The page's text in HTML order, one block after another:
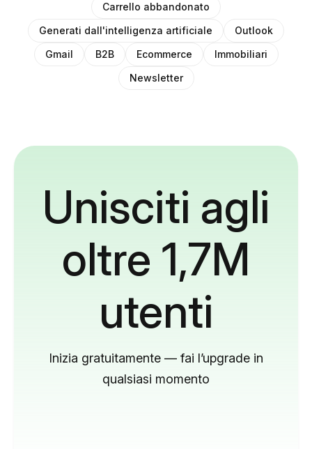
Carrello abbandonato
Generati dall'intelligenza artificiale
Outlook
Gmail
B2B Ecommerce
Immobiliari
Newsletter
Unisciti agli
oltre 1,7M
utenti
Inizia gratuitamente — fai l’upgrade in
qualsiasi momento